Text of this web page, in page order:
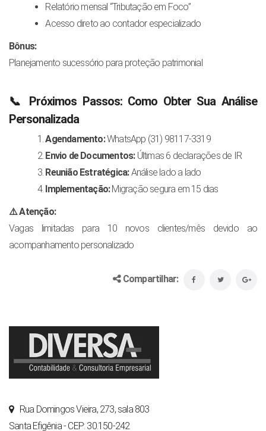
Relatório mensal “Tributação em Foco”
Acesso direto ao contador especializado
Bônus:
Planejamento sucessório para proteção patrimonial
📞 Próximos Passos: Como Obter Sua Análise
Personalizada
Agendamento:WhatsApp (31) 98117-3319
Envio de Documentos:Últimas 6 declarações de IR
Reunião Estratégica:Análise lado a lado
Implementação:Migração segura em 15 dias
⚠️ Atenção:
Vagas limitadas para 10 novos clientes/mês devido ao
acompanhamento personalizado
Compartilhar:
Rua Domingos Vieira, 273, sala 803
Santa Efigênia - CEP: 30.150-242